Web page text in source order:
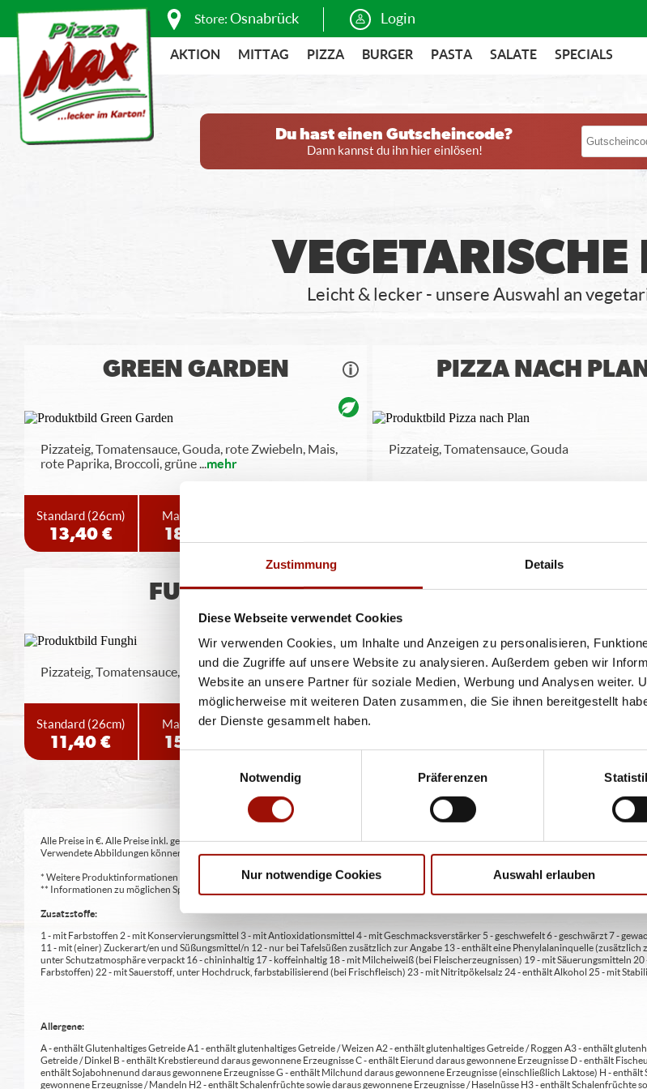
Zustimmung Details
Diese Webseite verwendet Cookies
Wir verwenden Cookies, um Inhalte und Anzeigen zu personalisieren,
und die Zugriffe auf unsere Website zu analysieren. Außerdem geben wir
Website an unsere Partner für soziale Medien, Werbung und Analysen weiter.
möglicherweise mit weiteren Daten zusammen, die Sie ihnen bereitgestellt
der Dienste gesammelt haben.
Einwilligungsauswahl
Notwendig
Präferenzen
Nur notwendige Cookies Auswahl erlauben
Store: Osnabrück Login
AKTION MITTAG PIZZA BURGER PASTA SALATE SPECIALS
Du hast einen Gutscheincode?
Dann kannst du ihn hier einlösen!
VEGETARISCHE
Leicht & lecker - unsere Auswahl an
GREEN GARDEN
Pizzateig, Tomatensauce, Gouda, rote Zwiebeln, Mais,
rote Paprika, Broccoli, grüne...mehr
Standard (26cm)
13,40 €
Maxi
18,40 €
PIZZA NACH PLAN
Pizzateig, Tomatensauce, Gouda
FUNGHI
Pizzateig, Tomatensauce, Gouda, Champignons
Standard (26cm)
11,40 €
Maxi (32cm)
15,90 €
Wumbo(38cm)
Alle Preise in €. Alle Preise inkl. gesetzl. MwSt. Alle Angaben zu Grammaturen oder Durchmessern, bspw. der Pizzen sind circa-Angaben und
Verwendete Abbildungen können von den tatsächlich gelieferten Produkten abweichen. Wir liefern innerhalb von ca. 30 Minuten.
* Weitere Produktinformationen zu vorverpackten Lebensmitteln finden Sie unter www.pizzamax.de/produktinformationen
** Informationen zu möglichen Spuren von Allergenen seitens unsere Hersteller finden Sie unter www.pizzamax.de/produktinformationen
Zusatzstoffe:
1 - mit Farbstoffen 2 - mit Konservierungsmittel 3 - mit Antioxidationsmittel 4 - mit Geschmacksverstärker 5 - geschwefelt 6 - geschwärzt 7 -
11 - mit (einer) Zuckerart/en und Süßungsmittel/n 12 - nur bei Tafelsüßen zusätzlich zur Angabe 13 - enthält eine Phenylalaninquelle
unter Schutzatmosphäre verpackt 16 - chininhaltig 17 - koffeinhaltig 18 - mit Milcheiweiß (bei Fleischerzeugnissen) 19 - mit Säuerungsmitteln
Farbstoffen) 22 - mit Sauerstoff, unter Hochdruck, farbstabilisierend (bei Frischfleisch) 23 - mit Nitritpökelsalz 24 - enthält Alkohol 25 - mit
Allergene:
A - enthält Glutenhaltiges Getreide A1 - enthält glutenhaltiges Getreide / Weizen A2 - enthält glutenhaltiges Getreide / Roggen A3 - enthält
Getreide / Dinkel B - enthält Krebstiere und daraus gewonnene Erzeugnisse C - enthält Eier und daraus gewonnene Erzeugnisse D - enthält
enthält Sojabohnen und daraus gewonnene Erzeugnisse G - enthält Milch und daraus gewonnene Erzeugnisse (einschließlich Laktose) H -
gewonnene Erzeugnisse / Mandeln H2 - enthält Schalenfrüchte sowie daraus gewonnene Erzeugnisse / Haselnüsse H3 - enthält Schalenfrüchte